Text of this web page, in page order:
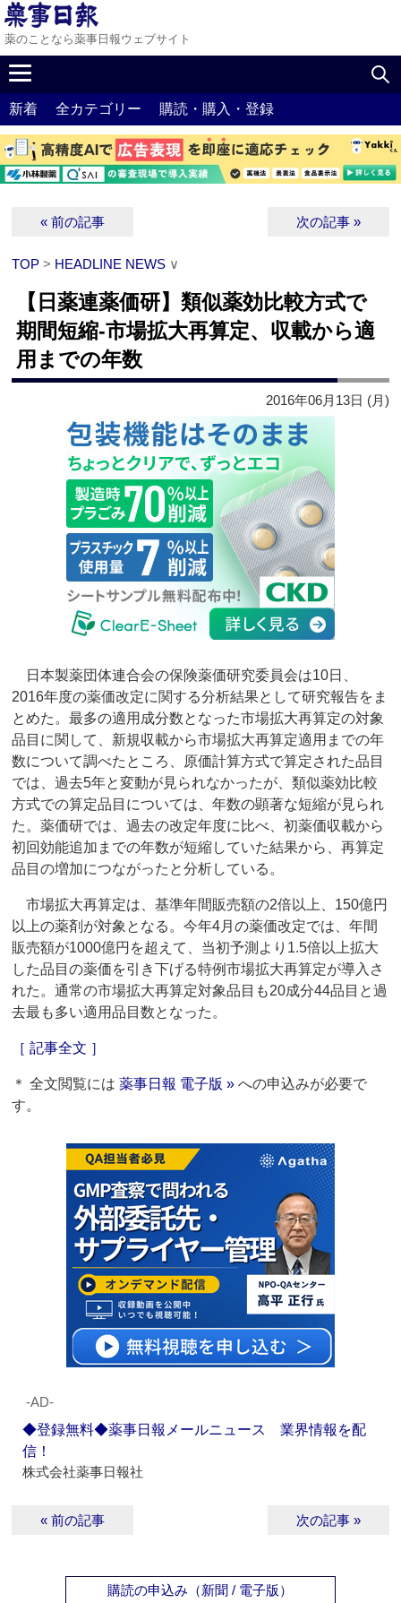
薬のことなら薬事日報ウェブサイト
新着 全カテゴリー 購読・購入・登録
« 前の記事 次の記事 »
TOP > HEADLINE NEWS ∨
【日薬連薬価研】類似薬効比較方式で
期間短縮‐市場拡大再算定、収載から適
用までの年数
2016年06月13日 (月)
日本製薬団体連合会の保険薬価研究委員会は10日、
2016年度の薬価改定に関する分析結果として研究報告をま
とめた。最多の適用成分数となった市場拡大再算定の対象
品目に関して、新規収載から市場拡大再算定適用までの年
数について調べたところ、原価計算方式で算定された品目
では、過去5年と変動が見られなかったが、類似薬効比較
方式での算定品目については、年数の顕著な短縮が見られ
た。薬価研では、過去の改定年度に比べ、初薬価収載から
初回効能追加までの年数が短縮していた結果から、再算定
品目の増加につながったと分析している。
市場拡大再算定は、基準年間販売額の2倍以上、150億円
以上の薬剤が対象となる。今年4月の薬価改定では、年間
販売額が1000億円を超えて、当初予測より1.5倍以上拡大
した品目の薬価を引き下げる特例市場拡大再算定が導入さ
れた。通常の市場拡大再算定対象品目も20成分44品目と過
去最も多い適用品目数となった。
［ 記事全文 ］
＊ 全文閲覧には薬事日報 電子版 » への申込みが必要で
す。
‐AD‐
◆登録無料◆薬事日報メールニュース 業界情報を配
信！
株式会社薬事日報社
« 前の記事 次の記事 »
購読の申込み（新聞 / 電子版）